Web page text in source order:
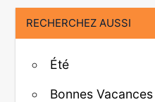
RECHERCHEZ AUSSI
Été
Bonnes Vacances